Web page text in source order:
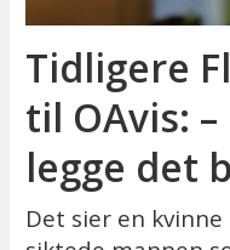
Tidligere
til OAvis:
legge det
Det sier en